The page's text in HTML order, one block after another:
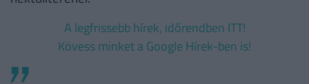
A legfrissebb hírek, időrendben ITT!
Kövess minket a Google Hírek-ben is!